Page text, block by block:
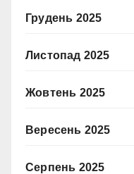
Грудень 2025
Листопад 2025
Жовтень 2025
Вересень 2025
Серпень 2025